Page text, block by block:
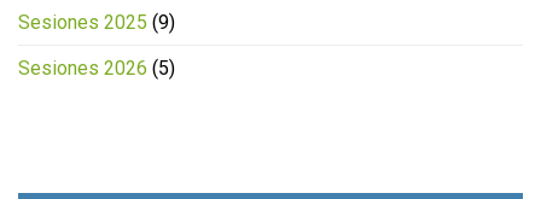
Sesiones 2025 (9)
Sesiones 2026 (5)